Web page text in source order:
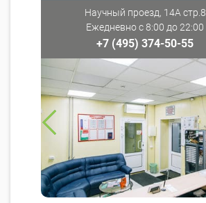
Научный проезд, 14А стр.8
Ежедневно с 8:00 до 22:00
+7 (495) 374-50-55